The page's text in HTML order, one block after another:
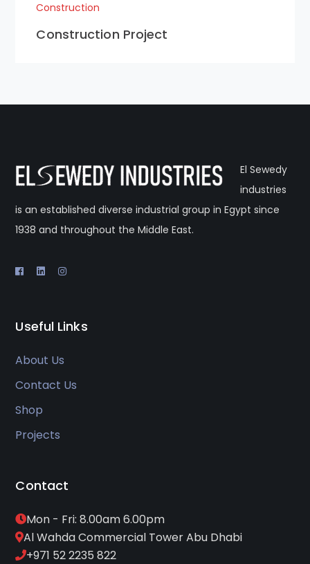
Construction
Construction Project
El Sewedy
industries
is an established diverse industrial group in Egypt since
1938 and throughout the Middle East.
Useful Links
About Us
Contact Us
Shop
Projects
Contact
Mon - Fri: 8.00am 6.00pm
Al Wahda Commercial Tower Abu Dhabi
+971 52 2235 822